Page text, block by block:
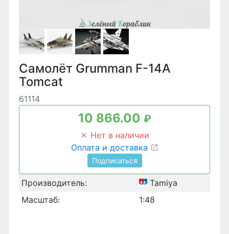
Самолёт Grumman F-14A
Tomcat
61114
10 866.00 ₽
Нет в наличии
Оплата и доставка
Подписаться
Производитель:
Tamiya
Масштаб:
1:48